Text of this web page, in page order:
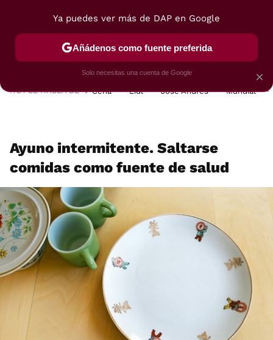
POSTRES VIAJES SELECCIÓN VEGUI
HOY SE HABLA DE Cena Lidl José Andrés Mundial
Ayuno intermitente. Saltarse
comidas como fuente de salud
×
Ya puedes ver más de DAP en Google
Añádenos como fuente preferida
Solo necesitas una cuenta de Google